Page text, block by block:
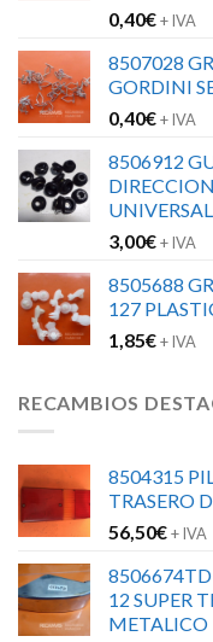
0,40€+ IVA
8507028
GORDINI
0,40€+ IVA
8506912
UNIVERSAL
3,00€+ IVA
8505688
127
1,85€+ IVA
RECAMBIOS
8504315
TRASERO
56,50€+ IVA
8506674TD
12 SUPER
METALICO